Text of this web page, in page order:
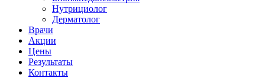
Нутрициолог
Дерматолог
Врачи
Акции
Цены
Результаты
Контакты